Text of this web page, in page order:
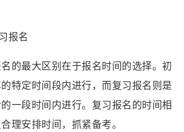
报名
的最大区别在于报名时间的选择。初
特定时间段内进行，而复习报名则是
一段时间内进行。复习报名的时间相
理安排时间，抓紧备考。